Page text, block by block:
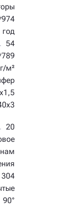
год
54
м²
20
90°